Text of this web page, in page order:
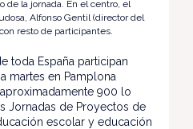
de la jornada. En el centro, el
Alfonso Gentil (director del
resto de participantes.
toda España participan
martes en Pamplona
900 lo
Jornadas de Proyectos de
escolar y educación